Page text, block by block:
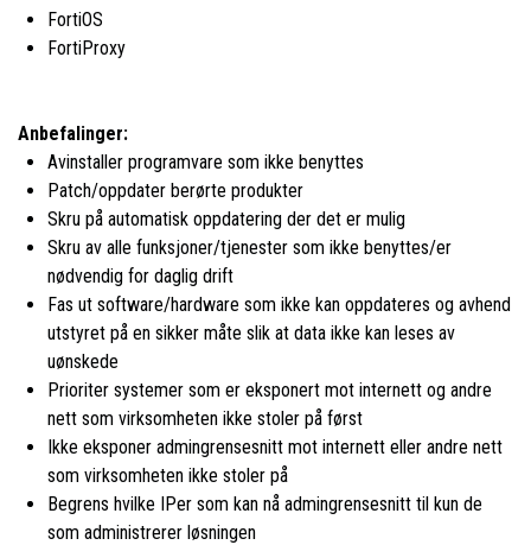
FortiOS
FortiProxy
Anbefalinger:
Avinstaller programvare som ikke benyttes
Patch/oppdater berørte produkter
Skru på automatisk oppdatering der det er mulig
Skru av alle funksjoner/tjenester som ikke benyttes/er
nødvendig for daglig drift
Fas ut software/hardware som ikke kan oppdateres og avhend
utstyret på en sikker måte slik at data ikke kan leses av
uønskede
Prioriter systemer som er eksponert mot internett og andre
nett som virksomheten ikke stoler på først
Ikke eksponer admingrensesnitt mot internett eller andre nett
som virksomheten ikke stoler på
Begrens hvilke IPer som kan nå admingrensesnitt til kun de
som administrerer løsningen